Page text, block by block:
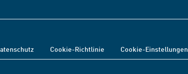
Cookie-Richtlinie Cookie-Einstellungen